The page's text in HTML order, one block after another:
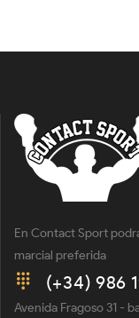
En Contact Sport
marcial preferida
(+34) 986
Avenida Fragoso 31 -